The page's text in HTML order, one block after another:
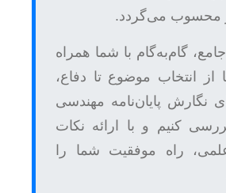
محسوب می‌گردد.
گام‌به‌گام با شما همراه
از انتخاب موضوع تا دفاع،
نگارش پایان‌نامه مهندسی
کنیم و با ارائه نکات
راه موفقیت شما را